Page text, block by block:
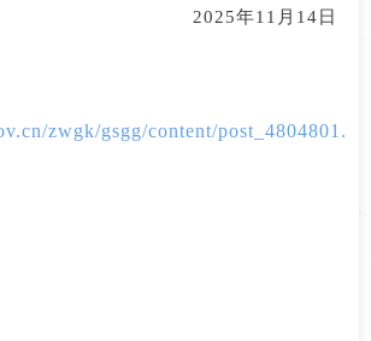
2025年11月14日
zwgk/gsgg/content/post_4804801.